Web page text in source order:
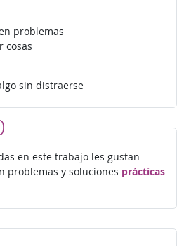
problemas
cosas
sin distraerse
en este trabajo les gustan
problemas y soluciones prácticas